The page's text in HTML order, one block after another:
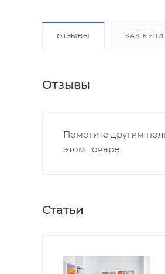
ОТЗЫВЫ КАК
Отзывы
Помогите другим
этом товаре
Статьи